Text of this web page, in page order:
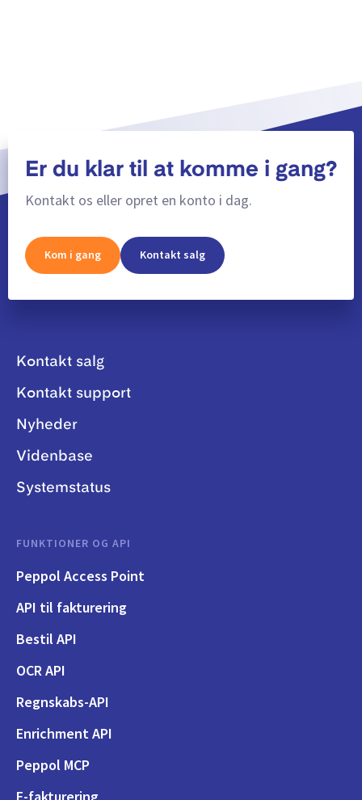
Er du klar til at komme i gang?
Kontakt os eller opret en konto i dag.
Kom i gang Kontakt salg
Kontakt salg
Kontakt support
Nyheder
Videnbase
Systemstatus
FUNKTIONER OG API
Peppol Access Point
API til fakturering
Bestil API
OCR API
Regnskabs-API
Enrichment API
Peppol MCP